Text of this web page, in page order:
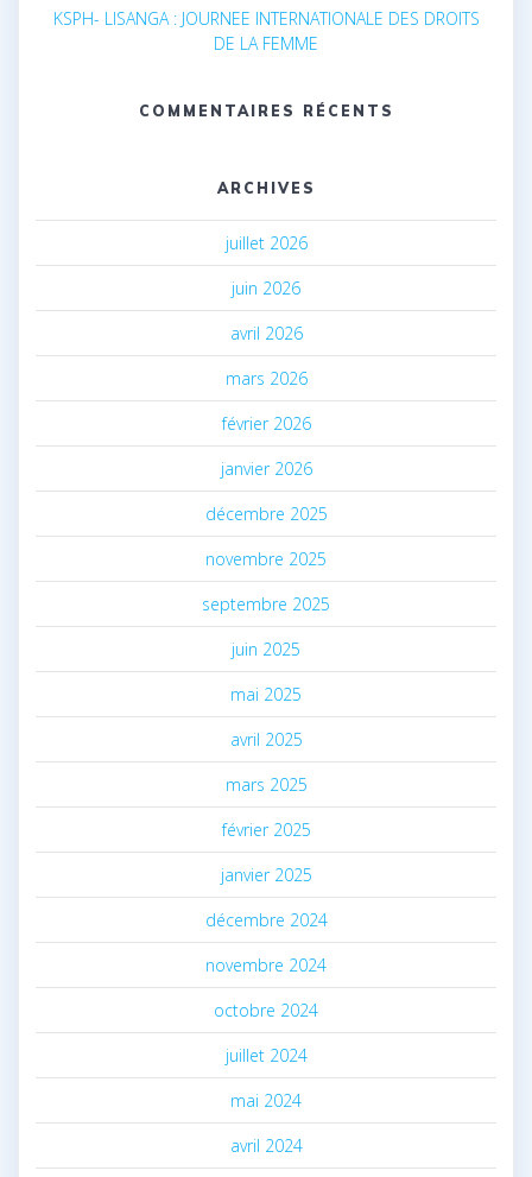
KSPH- LISANGA : JOURNEE INTERNATIONALE DES DROITS
DE LA FEMME
COMMENTAIRES RÉCENTS
ARCHIVES
juillet 2026
juin 2026
avril 2026
mars 2026
février 2026
janvier 2026
décembre 2025
novembre 2025
septembre 2025
juin 2025
mai 2025
avril 2025
mars 2025
février 2025
janvier 2025
décembre 2024
novembre 2024
octobre 2024
juillet 2024
mai 2024
avril 2024